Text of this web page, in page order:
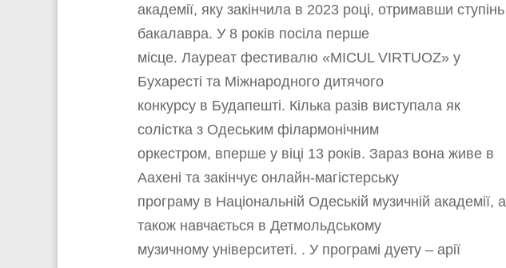
академії, яку закінчила в 2023 році, отримавши ступінь
бакалавра. У 8 років посіла перше
місце. Лауреат фестивалю «MICUL VIRTUOZ» у
Бухаресті та Міжнародного дитячого
конкурсу в Будапешті. Кілька разів виступала як
солістка з Одеським філармонічним
оркестром, вперше у віці 13 років. Зараз вона живе в
Аахені та закінчує онлайн-магістерську
програму в Національній Одеській музичній академії, а
також навчається в Детмольдському
музичному університеті. . У програмі дуету – арії